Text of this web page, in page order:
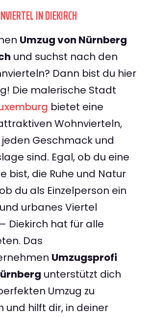
IN DIEKIRCH
Umzug von Nürnberg
und suchst nach den
Dann bist du hier
Die malerische Stadt
bietet eine
Wohnvierteln,
Geschmack und
sind. Egal, ob du eine
bist, die Ruhe und Natur
du als Einzelperson ein
urbanes Viertel
Diekirch hat für alle
Das
Umzugsprofi
unterstützt dich
Umzug zu
und hilft dir, in deiner